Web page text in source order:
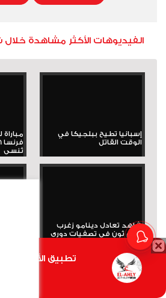
الفيديوهات الأكثر مشاهدة
إسبانيا تطيح ببلجيكا في
الوقت القاتل
مباراة
تُنسى
شاهد تعادل دينامو زغرب
أمام ثون في تصفيات دوري
الأبطال وعدم مشاركة...
تطبيق الأهلي.كوم